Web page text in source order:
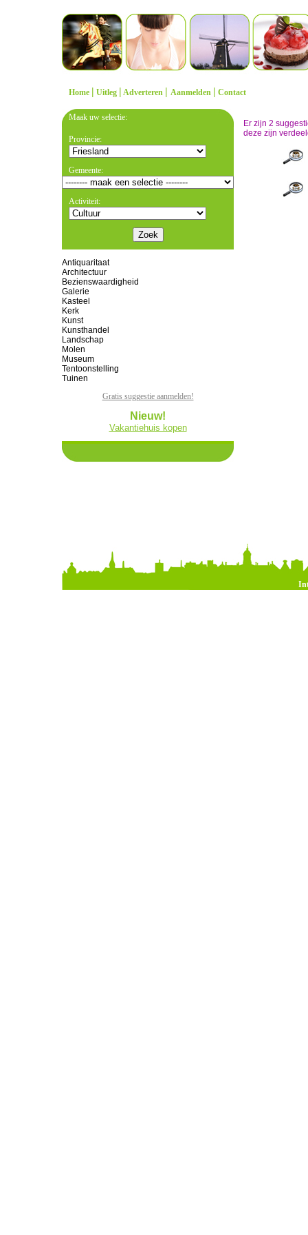
Home | Uitleg | Adverteren | Aanmelden | Contact
Maak uw selectie:
Provincie:
Gemeente:
Activiteit:
Antiquaritaat
Architectuur
Bezienswaardigheid
Galerie
Kasteel
Kerk
Kunst
Kunsthandel
Landschap
Molen
Museum
Tentoonstelling
Tuinen
Gratis suggestie aanmelden!
Nieuw!
Vakantiehuis kopen
Er zijn 2
deze zijn